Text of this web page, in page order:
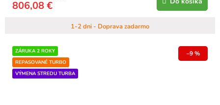
1-2 dni - Doprava zadarmo
806,08 €
ZÁRUKA 2 ROKY
REPASOVANÉ TURBO
VÝMENA STREDU TURBA
–9 %